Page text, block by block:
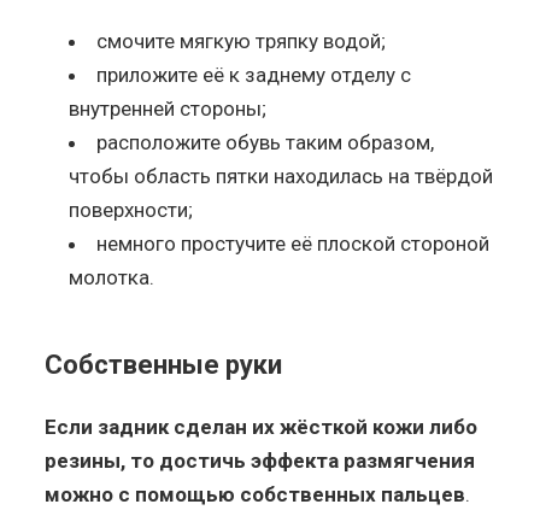
смочите мягкую тряпку водой;
приложите её к заднему отделу с
внутренней стороны;
расположите обувь таким образом,
чтобы область пятки находилась на твёрдой
поверхности;
немного простучите её плоской стороной
молотка.
Собственные руки
Если задник сделан их жёсткой кожи либо
резины, то достичь эффекта размягчения
можно с помощью собственных пальцев.